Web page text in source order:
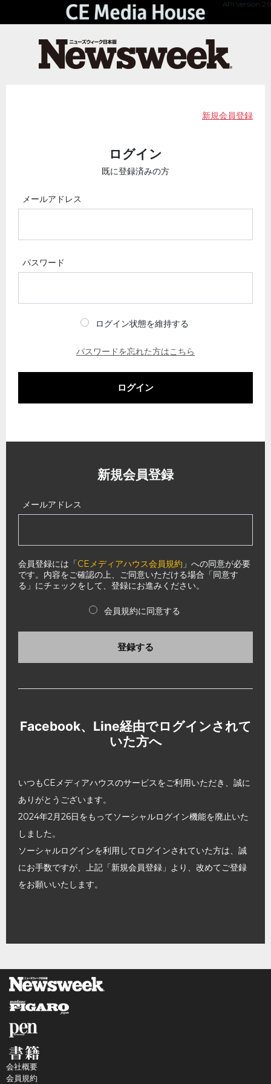
API Version 2.0
新規会員登録
ログイン
既に登録済みの方
メールアドレス
パスワード
ログイン状態を維持する
パスワードを忘れた方はこちら
ログイン
新規会員登録
メールアドレス
会員登録には「CEメディアハウス会員規約 」への同意が必要
です。内容をご確認の上、ご同意いただける場合「同意す
る」にチェックをして、登録にお進みください。
会員規約に同意する
登録する
Facebook、Line経由でログインされて
いた方へ
いつもCEメディアハウスのサービスをご利用いただき、誠に
ありがとうございます。
2024年2月26日をもってソーシャルログイン機能を廃止いた
しました。
ソーシャルログインを利用してログインされていた方は、誠
にお手数ですが、上記「新規会員登録」より、改めてご登録
をお願いいたします。
会社概要
会員規約